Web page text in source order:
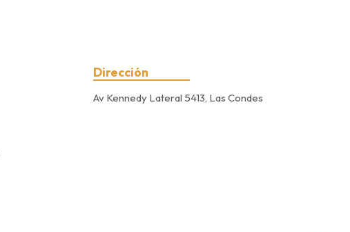
Dirección
Av Kennedy Lateral 5413, Las Condes